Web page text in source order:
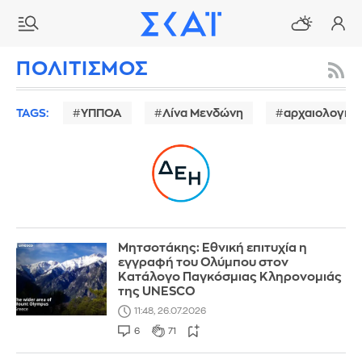
ΠΟΛΙΤΙΣΜΟΣ
TAGS: ΥΠΠΟΑ Λίνα Μενδώνη
Μητσοτάκης: Εθνική επιτυχία η
εγγραφή του Ολύμπου στον
Κατάλογο Παγκόσμιας Κληρονομιάς
της UNESCO
11:48, 26.07.2026
6 71